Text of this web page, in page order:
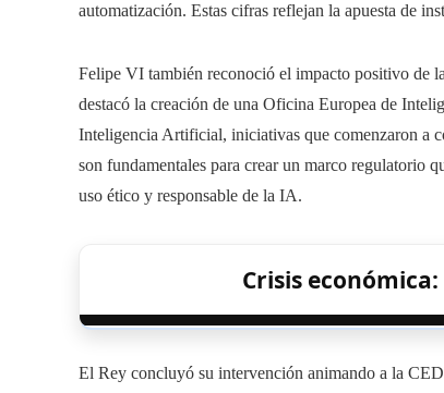
automatización. Estas cifras reflejan la apuesta de
Felipe VI también reconoció el impacto positivo de
destacó la creación de una Oficina Europea de
Inteligencia Artificial, iniciativas que comenzaron a
son fundamentales para crear un marco regulatorio
uso ético y responsable de la IA.
Crisis
El Rey concluyó su intervención animando a la